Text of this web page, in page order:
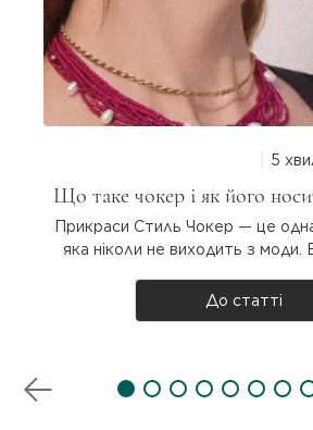
5
Що таке чокер і як його
для дівчат
Прикраси Стиль Чокер — це одна з тих прикрас,
яка ніколи не виходить з моди.
таке чокер насправді, звідки
носити? Розбираємося разом! Що таке чокер?
До статті